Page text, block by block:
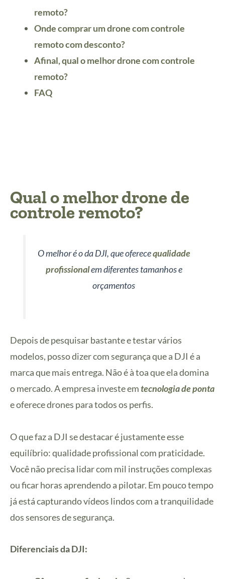
remoto?
Onde comprar um drone com controle
remoto com desconto?
Afinal, qual o melhor drone com controle
remoto?
FAQ
Qual o melhor drone de
controle remoto?
O melhor é o da DJI, que oferecequalidade
profissionalem diferentes tamanhos e
orçamentos
Depois de pesquisar bastante e testar vários
modelos, posso dizer com segurança que a DJI é a
marca que mais entrega. Não é à toa que ela domina
o mercado. A empresa investe em tecnologia de ponta
e oferece drones para todos os perfis.
O que faz a DJI se destacar é justamente esse
equilíbrio: qualidade profissional com praticidade.
Você não precisa lidar com mil instruções complexas
ou ficar horas aprendendo a pilotar. Em pouco tempo
já está capturando vídeos lindos com a tranquilidade
dos sensores de segurança.
Diferenciais da DJI: